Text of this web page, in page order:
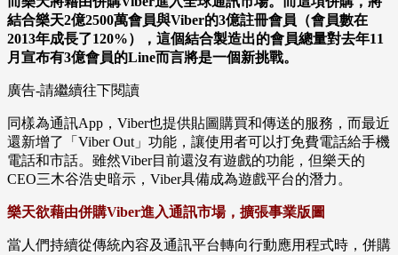
結合樂天2億2500萬會員與Viber的3億註冊會員（會員數在
2013年成長了120%），這個結合製造出的會員總量對去年11
月宣布有3億會員的Line而言將是一個新挑戰。
廣告-請繼續往下閱讀
同樣為通訊App，Viber也提供貼圖購買和傳送的服務，而最近
還新增了「Viber Out」功能，讓使用者可以打免費電話給手機
電話和市話。雖然Viber目前還沒有遊戲的功能，但樂天的
CEO三木谷浩史暗示，Viber具備成為遊戲平台的潛力。
樂天欲藉由併購Viber進入通訊市場，擴張事業版圖
當人們持續從傳統內容及通訊平台轉向行動應用程式時，併購